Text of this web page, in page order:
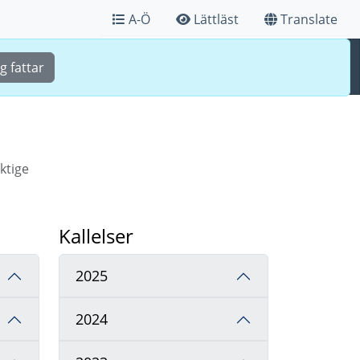
A-Ö Lättläst Translate
fattar
Kallelser
2025
2024